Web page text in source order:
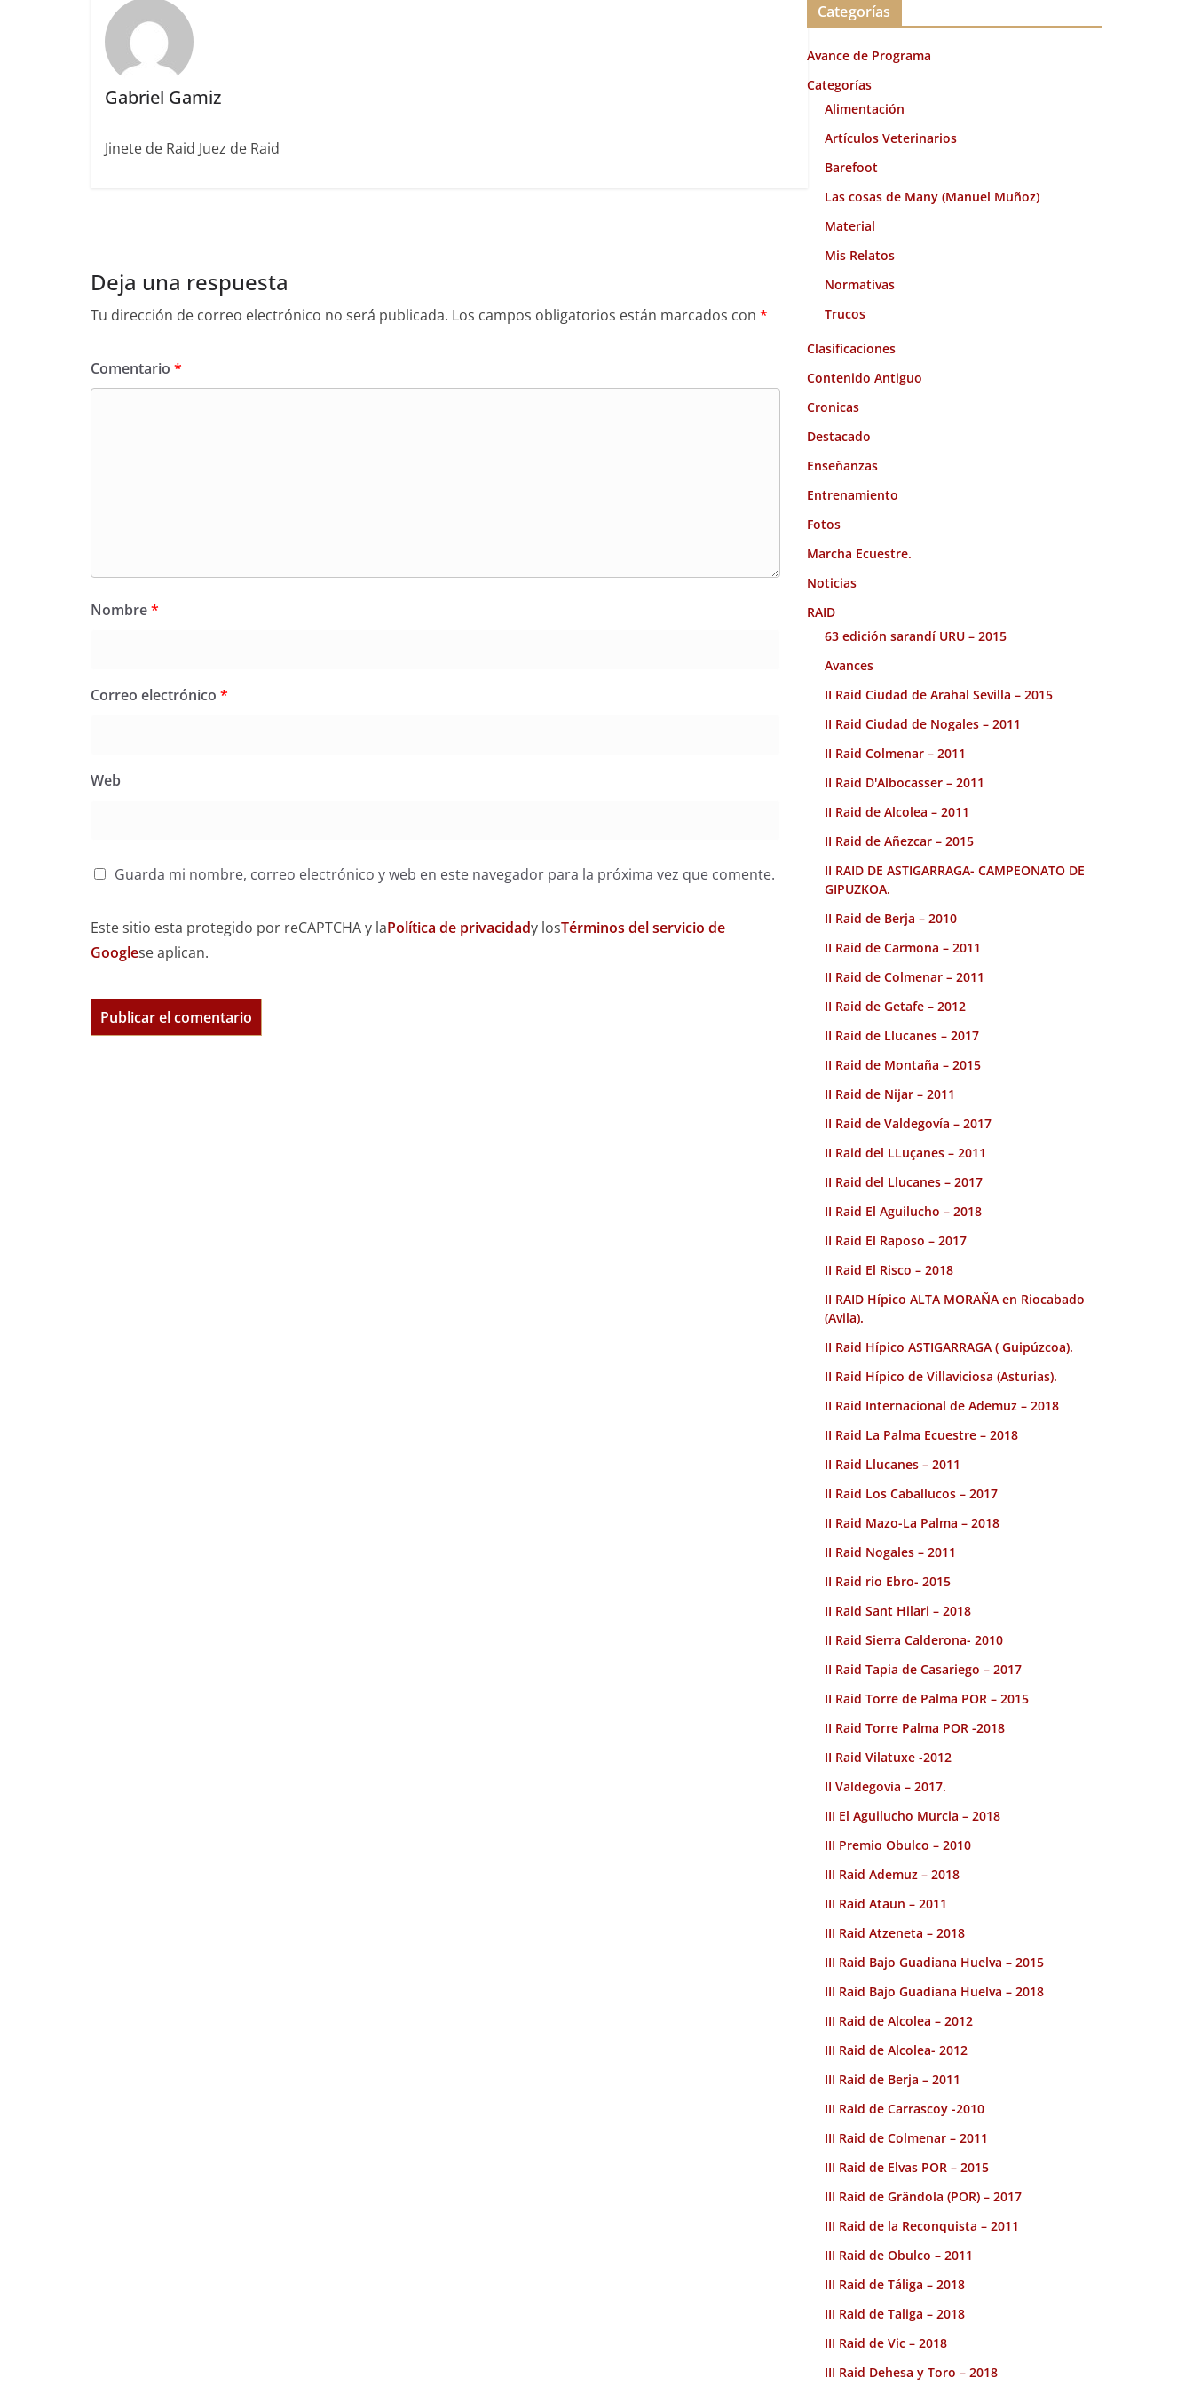
o
k
Gabriel Gamiz
Jinete de Raid Juez de Raid
Deja una respuesta
Tu dirección de correo electrónico no será publicada. Los campos obligatorios están marcados con *
Comentario *
Nombre*
Correo electrónico *
Web
Guarda mi nombre, correo electrónico y web en este navegador para la próxima vez que comente.
Este sitio esta protegido por reCAPTCHA y laPolítica de privacidady losTérminos del servicio de
Googlese aplican.
v
o
Categorías
Avance de Programa
Categorías
Alimentación
Artículos Veterinarios
Barefoot
Las cosas de Many (Manuel Muñoz)
Material
Mis Relatos
Normativas
Trucos
Clasificaciones
Contenido Antiguo
Cronicas
Destacado
Enseñanzas
Entrenamiento
Fotos
Marcha Ecuestre.
Noticias
RAID
63 edición sarandí URU – 2015
Avances
II Raid Ciudad de Arahal Sevilla – 2015
II Raid Ciudad de Nogales – 2011
II Raid Colmenar – 2011
II Raid D'Albocasser – 2011
II Raid de Alcolea – 2011
II Raid de Añezcar – 2015
II RAID DE ASTIGARRAGA- CAMPEONATO DE
GIPUZKOA.
II Raid de Berja – 2010
II Raid de Carmona – 2011
II Raid de Colmenar – 2011
II Raid de Getafe – 2012
II Raid de Llucanes – 2017
II Raid de Montaña – 2015
II Raid de Nijar – 2011
II Raid de Valdegovía – 2017
II Raid del LLuçanes – 2011
II Raid del Llucanes – 2017
II Raid El Aguilucho – 2018
II Raid El Raposo – 2017
II Raid El Risco – 2018
II RAID Hípico ALTA MORAÑA en Riocabado
(Avila).
II Raid Hípico ASTIGARRAGA ( Guipúzcoa).
II Raid Hípico de Villaviciosa (Asturias).
II Raid Internacional de Ademuz – 2018
II Raid La Palma Ecuestre – 2018
II Raid Llucanes – 2011
II Raid Los Caballucos – 2017
II Raid Mazo-La Palma – 2018
II Raid Nogales – 2011
II Raid rio Ebro- 2015
II Raid Sant Hilari – 2018
II Raid Sierra Calderona- 2010
II Raid Tapia de Casariego – 2017
II Raid Torre de Palma POR – 2015
II Raid Torre Palma POR -2018
II Raid Vilatuxe -2012
II Valdegovia – 2017.
III El Aguilucho Murcia – 2018
III Premio Obulco – 2010
III Raid Ademuz – 2018
III Raid Ataun – 2011
III Raid Atzeneta – 2018
III Raid Bajo Guadiana Huelva – 2015
III Raid Bajo Guadiana Huelva – 2018
III Raid de Alcolea – 2012
III Raid de Alcolea- 2012
III Raid de Berja – 2011
III Raid de Carrascoy -2010
III Raid de Colmenar – 2011
III Raid de Elvas POR – 2015
III Raid de Grândola (POR) – 2017
III Raid de la Reconquista – 2011
III Raid de Obulco – 2011
III Raid de Táliga – 2018
III Raid de Taliga – 2018
III Raid de Vic – 2018
III Raid Dehesa y Toro – 2018